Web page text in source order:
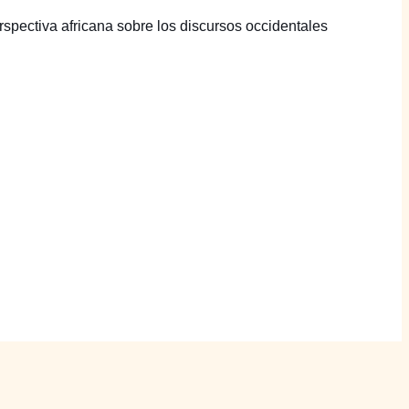
africana sobre los discursos occidentales